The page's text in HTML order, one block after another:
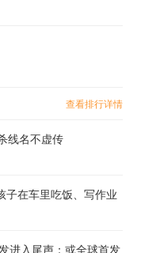
查看排行详情
线名不虚传
子在车里吃饭、写作业
进入尾声：或全球首发